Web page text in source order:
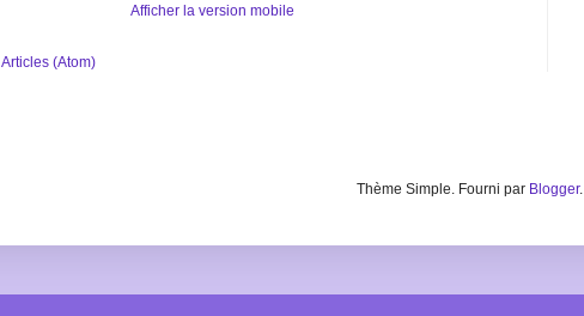
Afficher la version mobile
Articles (Atom)
Thème Simple. Fourni par Blogger.